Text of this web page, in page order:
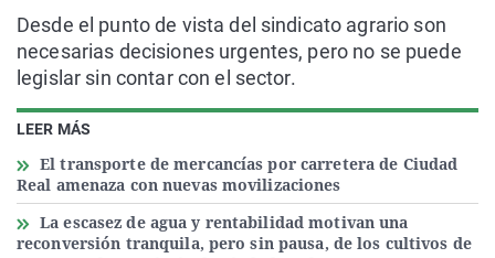
LEER MÁS
El transporte de mercancías por carretera de Ciudad
Real amenaza con nuevas movilizaciones
La escasez de agua y rentabilidad motivan una
reconversión tranquila, pero sin pausa, de los cultivos de
Desde el punto de vista del sindicato agrario son
necesarias decisiones urgentes, pero no se puede
legislar sin contar con el sector.